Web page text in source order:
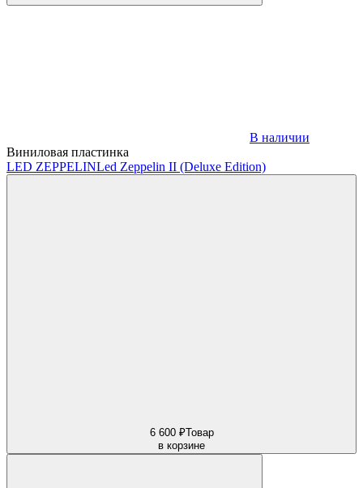
В наличии
Виниловая пластинка
LED ZEPPELINLed Zeppelin II (Deluxe Edition)
6 600 ₽Товар
в корзине